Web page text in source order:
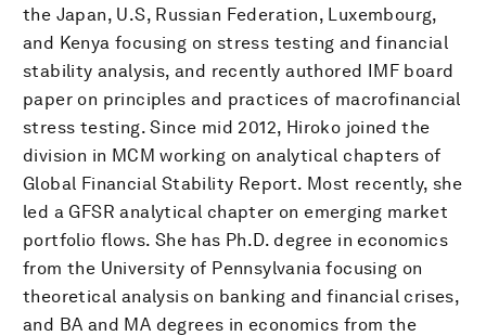
the Japan, U.S, Russian Federation, Luxembourg,
and Kenya focusing on stress testing and financial
stability analysis, and recently authored IMF board
paper on principles and practices of macrofinancial
stress testing. Since mid 2012, Hiroko joined the
division in MCM working on analytical chapters of
Global Financial Stability Report. Most recently, she
led a GFSR analytical chapter on emerging market
portfolio flows. She has Ph.D. degree in economics
from the University of Pennsylvania focusing on
theoretical analysis on banking and financial crises,
and BA and MA degrees in economics from the